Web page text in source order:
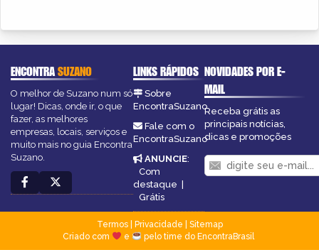
ENCONTRASUZANO
O melhor de Suzano num só
lugar! Dicas, onde ir, o que
fazer, as melhores
empresas, locais, serviços e
muito mais no guia Encontra
Suzano.
LINKS RÁPIDOS
Sobre
EncontraSuzano
Fale com o
EncontraSuzano
ANUNCIE:
Com
destaque |
Grátis
NOVIDADES POR E-
MAIL
Receba grátis as
principais notícias,
dicas e promoções
Termos| Privacidade
Sitemap
Criado com
e pelo time do EncontraBrasil